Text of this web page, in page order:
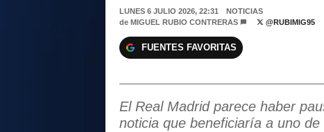
LUNES 6 JULIO 2026, 22:31
NOTICIAS
de MIGUEL RUBIO CONTRERAS @RUBIMIG95
FUENTES FAVORITAS
El Real Madrid parece haber
noticia que beneficiaría a uno